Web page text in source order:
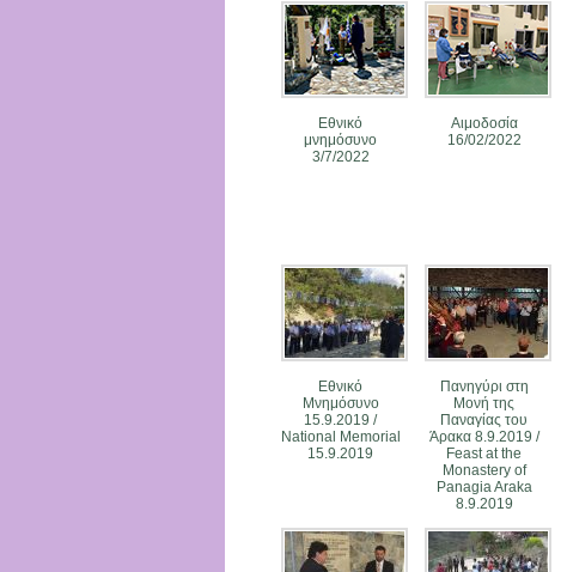
Εθνικό
μνημόσυνο
3/7/2022
Αιμοδοσία
16/02/2022
Εθνικό
Μνημόσυνο
15.9.2019 /
National Memorial
15.9.2019
Πανηγύρι στη
Μονή της
Παναγίας του
Άρακα 8.9.2019 /
Feast at the
Monastery of
Panagia Araka
8.9.2019